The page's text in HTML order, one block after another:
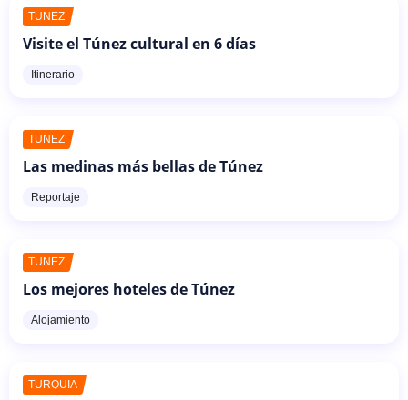
TÚNEZ
Visite el Túnez cultural en 6 días
Itinerario
TÚNEZ
Las medinas más bellas de Túnez
Reportaje
TÚNEZ
Los mejores hoteles de Túnez
Alojamiento
TURQUÍA